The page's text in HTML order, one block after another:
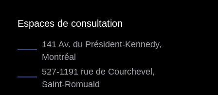
Espaces de consultation
141 Av. du Président-Kennedy,
Montréal
527-1191 rue de Courchevel,
Saint-Romuald